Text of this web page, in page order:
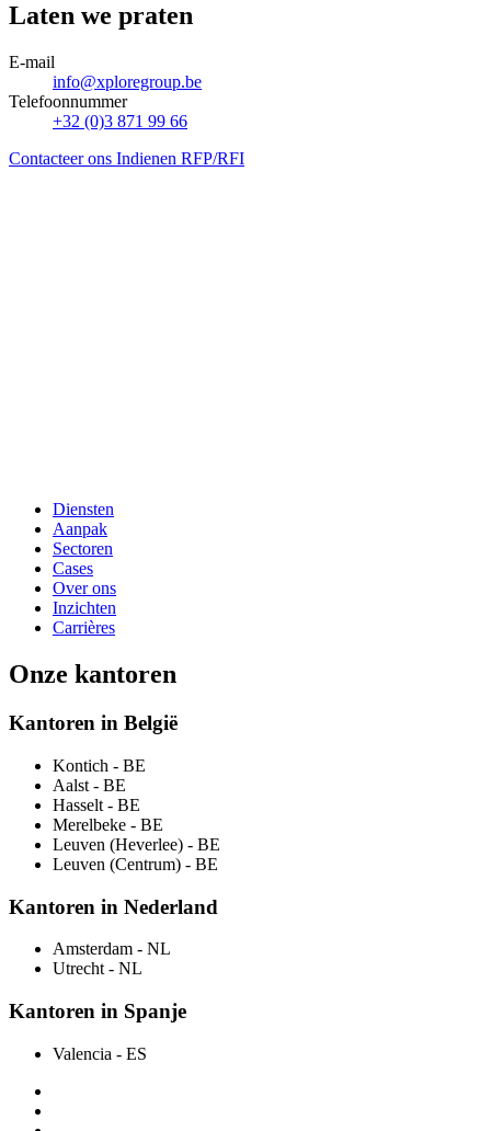
Laten we praten
E-mail
info@xploregroup.be
Telefoonnummer
+32 (0)3 871 99 66
Contacteer ons Indienen RFP/RFI
Diensten
Aanpak
Sectoren
Cases
Over ons
Inzichten
Carrières
Onze kantoren
Kantoren in België
Kontich - BE
Aalst - BE
Hasselt - BE
Merelbeke - BE
Leuven (Heverlee) - BE
Leuven (Centrum) - BE
Kantoren in Nederland
Amsterdam - NL
Utrecht - NL
Kantoren in Spanje
Valencia - ES